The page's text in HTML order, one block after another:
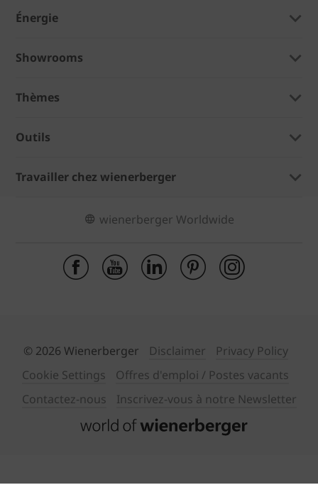
Énergie
Showrooms
Thèmes
Outils
Travailler chez wienerberger
wienerberger Worldwide
© 2026 Wienerberger Disclaimer
Privacy Policy
Cookie Settings
Offres d'emploi / Postes vacants
Contactez-nous
Inscrivez-vous à notre Newsletter